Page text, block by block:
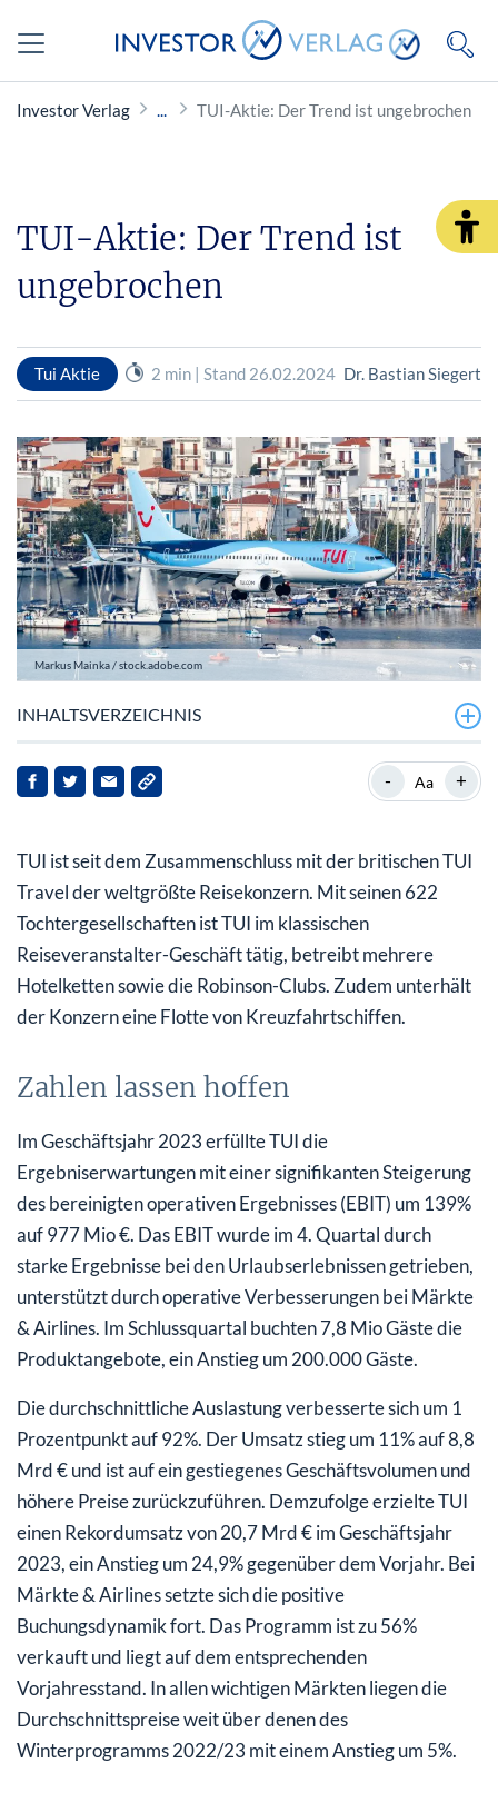
Investor Verlag TUI-Aktie: Der Trend ist ungebrochen
TUI-Aktie: Der Trend ist
ungebrochen
Tui Aktie 2 min | Stand 26.02.2024 Dr. Bastian Siegert
Markus Mainka / stock.adobe.com
INHALTSVERZEICHNIS
Zahlen lassen hoffen
- Aa +
TUI ist seit dem Zusammenschluss mit der britischen TUI
Travel der weltgrößte Reisekonzern. Mit seinen 622
Tochtergesellschaften ist TUI im klassischen
Reiseveranstalter-Geschäft tätig, betreibt mehrere
Hotelketten sowie die Robinson-Clubs. Zudem unterhält
der Konzern eine Flotte von Kreuzfahrtschiffen.
Zahlen lassen hoffen
Im Geschäftsjahr 2023 erfüllte TUI die
Ergebniserwartungen mit einer signifikanten Steigerung
des bereinigten operativen Ergebnisses (EBIT) um 139%
auf 977 Mio €. Das EBIT wurde im 4. Quartal durch
starke Ergebnisse bei den Urlaubserlebnissen getrieben,
unterstützt durch operative Verbesserungen bei Märkte
& Airlines. Im Schlussquartal buchten 7,8 Mio Gäste die
Produktangebote, ein Anstieg um 200.000 Gäste.
Die durchschnittliche Auslastung verbesserte sich um 1
Prozentpunkt auf 92%. Der Umsatz stieg um 11% auf 8,8
Mrd € und ist auf ein gestiegenes Geschäftsvolumen und
höhere Preise zurückzuführen. Demzufolge erzielte TUI
einen Rekordumsatz von 20,7 Mrd € im Geschäftsjahr
2023, ein Anstieg um 24,9% gegenüber dem Vorjahr. Bei
Märkte & Airlines setzte sich die positive
Buchungsdynamik fort. Das Programm ist zu 56%
verkauft und liegt auf dem entsprechenden
Vorjahresstand. In allen wichtigen Märkten liegen die
Durchschnittspreise weit über denen des
Winterprogramms 2022/23 mit einem Anstieg um 5%.